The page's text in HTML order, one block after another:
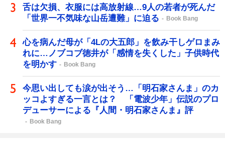
舌は欠損、衣服には高放射線…9人の若者が死んだ
「世界一不気味な山岳遭難」に迫る
Book Bang
心を病んだ母が「4Lの大五郎」を飲み干しゲロまみ
れに…ノブコブ徳井が「感情を失くした」子供時代
を明かす
Book Bang
今思い出しても涙が出そう…「明石家さんま」のカ
ッコよすぎる一言とは？ 「電波少年」伝説のプロ
デューサーによる『人間・明石家さんま』評
Book Bang